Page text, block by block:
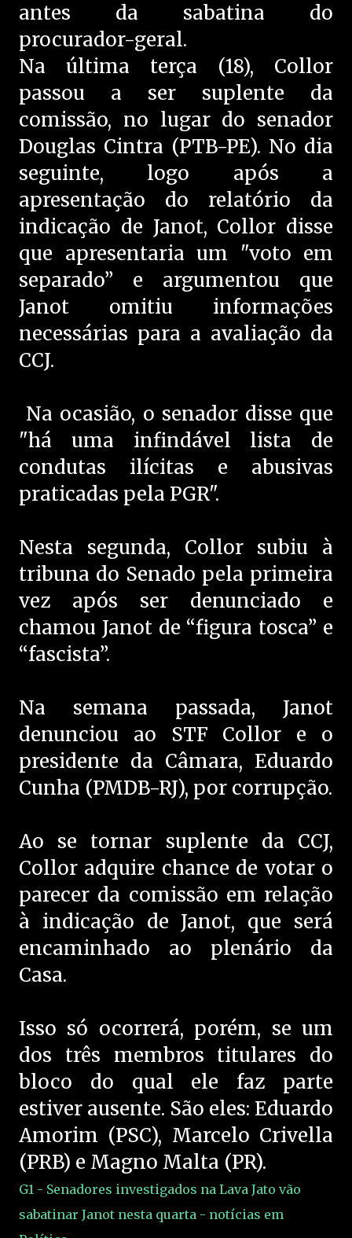
antes da sabatina do
procurador-geral.
Na última terça (18), Collor
passou a ser suplente da
comissão, no lugar do senador
Douglas Cintra (PTB-PE). No dia
seguinte, logo após a
apresentação do relatório da
indicação de Janot, Collor disse
que apresentaria um "voto em
separado” e argumentou que
Janot omitiu informações
necessárias para a avaliação da
CCJ.
Na ocasião, o senador disse que
"há uma infindável lista de
condutas ilícitas e abusivas
praticadas pela PGR".
Nesta segunda, Collor subiu à
tribuna do Senado pela primeira
vez após ser denunciado e
chamou Janot de “figura tosca” e
“fascista”.
Na semana passada, Janot
denunciou ao STF Collor e o
presidente da Câmara, Eduardo
Cunha (PMDB-RJ), por corrupção.
Ao se tornar suplente da CCJ,
Collor adquire chance de votar o
parecer da comissão em relação
à indicação de Janot, que será
encaminhado ao plenário da
Casa.
Isso só ocorrerá, porém, se um
dos três membros titulares do
bloco do qual ele faz parte
estiver ausente. São eles: Eduardo
Amorim (PSC), Marcelo Crivella
(PRB) e Magno Malta (PR).
G1 - Senadores investigados na Lava Jato vão
sabatinar Janot nesta quarta - notícias em